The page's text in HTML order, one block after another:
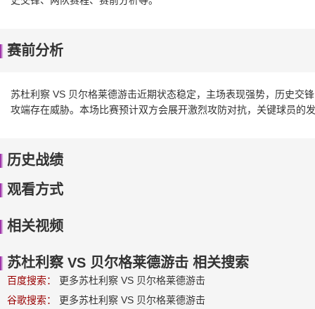
赛前分析
苏杜利察 VS 贝尔格莱德游击近期状态稳定，主场表现强势，历史交
攻端存在威胁。本场比赛预计双方会展开激烈攻防对抗，关键球员的
历史战绩
观看方式
相关视频
苏杜利察 VS 贝尔格莱德游击 相关搜索
百度搜索：
更多苏杜利察 VS 贝尔格莱德游击
谷歌搜索：
更多苏杜利察 VS 贝尔格莱德游击